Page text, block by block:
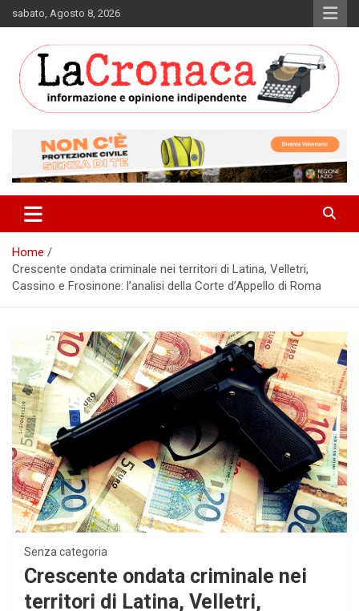
to
sabato, Agosto 8, 2026
La Cronaca Quotidiano
Home
Crescente ondata criminale nei territori di Latina, Velletri,
Cassino e Frosinone: l’analisi della Corte d’Appello di Roma
Senza categoria
Crescente ondata criminale nei
territori di Latina, Velletri,